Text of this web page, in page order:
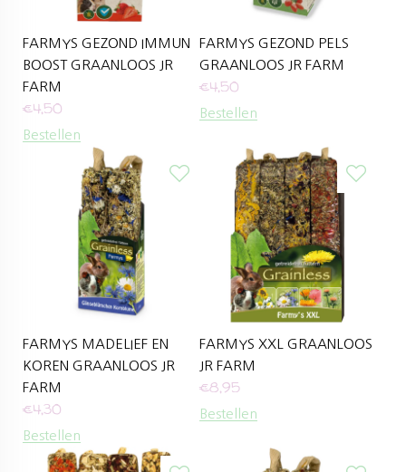
FARMYS GEZOND IMMUN
BOOST GRAANLOOS JR
FARM
€4,50
Bestellen
FARMYS GEZOND PELS
GRAANLOOS JR FARM
€4,50
Bestellen
FARMYS MADELIEF EN
KOREN GRAANLOOS JR
FARM
€4,30
Bestellen
FARMYS XXL GRAANLOOS
JR FARM
€8,95
Bestellen